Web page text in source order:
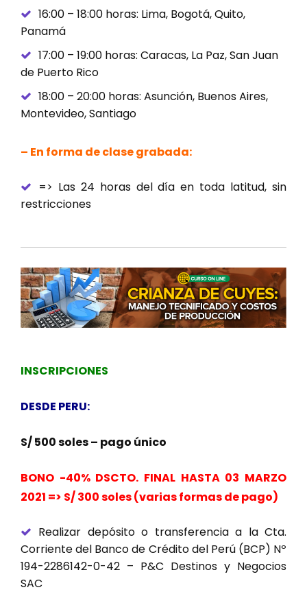
16:00 – 18:00 horas: Lima, Bogotá, Quito,
Panamá
17:00 – 19:00 horas: Caracas, La Paz, San Juan
de Puerto Rico
18:00 – 20:00 horas: Asunción, Buenos Aires,
Montevideo, Santiago
– En forma de clase grabada:
=> Las 24 horas del día en toda latitud, sin
restricciones
INSCRIPCIONES
DESDE PERU:
S/ 500 soles – pago único
BONO -40% DSCTO. FINAL HASTA 03 MARZO
2021 => S/ 300 soles (varias formas de pago)
Realizar depósito o transferencia a la Cta.
Corriente del Banco de Crédito del Perú (BCP) Nº
194-2286142-0-42 – P&C Destinos y Negocios
SAC